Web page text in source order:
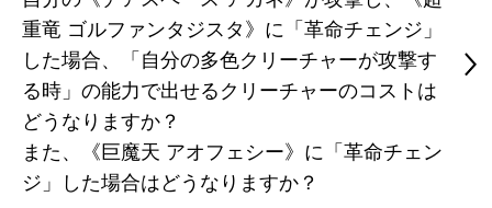
重竜 ゴルファンタジスタ》に「革命チェンジ」
した場合、「自分の多色クリーチャーが攻撃す
る時」の能力で出せるクリーチャーのコストは
どうなりますか？
また、《巨魔天 アオフェシー》に「革命チェン
ジ」した場合はどうなりますか？